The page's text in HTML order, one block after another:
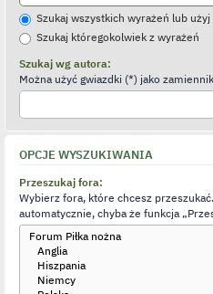
Szukaj wszystkich wyrażeń lub
Szukaj któregokolwiek z wyrażeń
Szukaj wg autora:
Można użyć gwiazdki (*) jako
OPCJE WYSZUKIWANIA
Przeszukaj fora:
Wybierz fora, które chcesz
automatycznie, chyba że funkcja